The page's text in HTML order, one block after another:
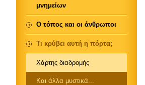
μνημείων
Ο τόπος και οι άνθρωποι
Τι κρύβει αυτή η πόρτα;
Χάρτης διαδρομής
Και άλλα μυστικά...